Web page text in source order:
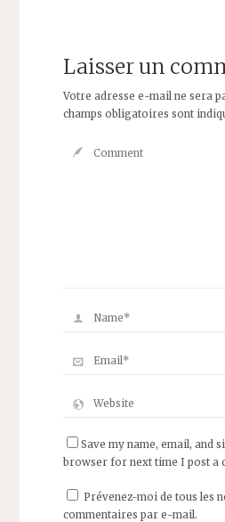
Laisser un
Votre adresse e-mail ne sera
champs obligatoires sont
Save my name, email, and
browser for next time I post a
Prévenez-moi de tous les
commentaires par e-mail.